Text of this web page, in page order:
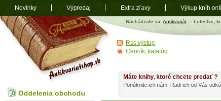
Antikvariát
shop.sk
Nachádzate sa: Antikvariát - - Letectvo,
Máte knihy, ktoré chcete predať ?
Ponúknite ich nám. Radi ich od Vás
Oddelenia obchodu
Rss výstup
Cenník, katalóg
Novinky Výpredaj Extra zľavy Výkup kníh